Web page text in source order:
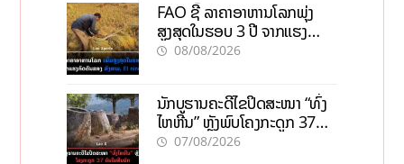
FAO ຊີ້ ລາຄາອາຫານໂລກພຸ່ງ
ສູງສຸດໃນຮອບ 3 ປີ ຈາກແຮງ
ກົດດັນຂອງສົງຄາມ, El nino
08/08/2026
ນັກບູຮານຄະດີໄຂປິດສະໜາ “ທົ່ງ
ໄຫຫີນ” ຫຼັງພົບໂຄງກະດູກ 37
ຄົນໃນຫີນຍັກ
07/08/2026